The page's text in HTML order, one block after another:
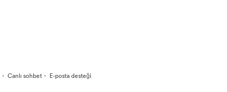
· Canlı sohbet · E-posta desteği